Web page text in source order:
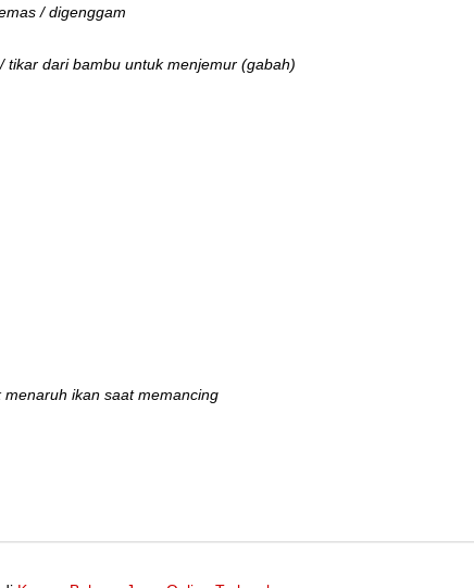
/ digenggam
tikar dari bambu untuk menjemur (gabah)
ikan saat memancing